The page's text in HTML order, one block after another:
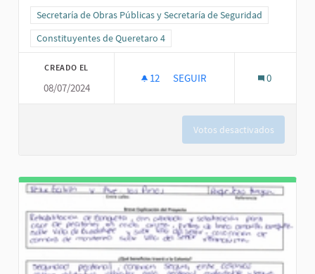
Resultados al filtrar por la categoría: Secretaría de Obras Públicas
Secretaría de Obras Públicas y Secretaría de Seguridad
Resultados al filtrar por el ámbito: Constituyentes de Queretaro 4
Constituyentes de Queretaro 4
CREADO EL
08/07/2024
12 12 SEGUIDORAS
SEGUIR 0
Votos desactivados